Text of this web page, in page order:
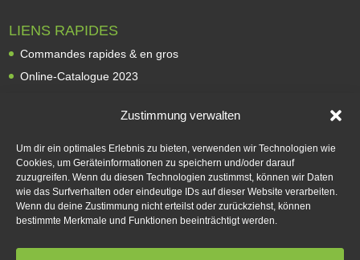
Zustimmung verwalten
Um dir ein optimales Erlebnis zu bieten, verwenden wir Technologien wie
Cookies, um Geräteinformationen zu speichern und/oder darauf
zuzugreifen. Wenn du diesen Technologien zustimmst, können wir Daten
wie das Surfverhalten oder eindeutige IDs auf dieser Website verarbeiten.
Wenn du deine Zustimmung nicht erteilst oder zurückziehst, können
bestimmte Merkmale und Funktionen beeinträchtigt werden.
LIENS RAPIDES
Commandes rapides & en gros
Online-Catalogue 2023
Expédition et livraison
Modes de paiement
Rétractation
Contact